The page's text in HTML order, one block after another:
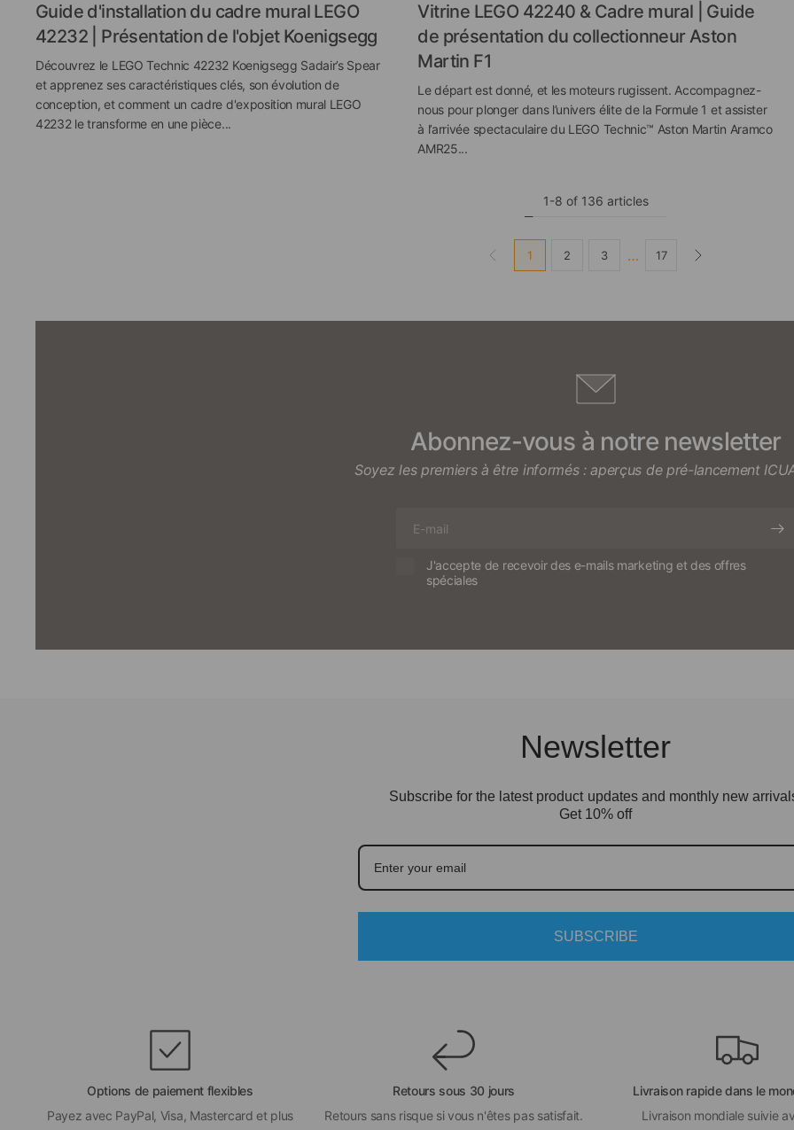
Guide d'installation du cadre mural LEGO
42232 | Présentation de l'objet Koenigsegg
Découvrez le LEGO Technic 42232 Koenigsegg Sadair’s Spear
et apprenez ses caractéristiques clés, son évolution de
conception, et comment un cadre d'exposition mural LEGO
42232 le transforme en une pièce...
Vitrine LEGO 42240 & Cadre mural | Guide
de présentation du collectionneur Aston
Martin F1
Le départ est donné, et les moteurs rugissent. Accompagnez-
nous pour plonger dans l’univers élite de la Formule 1 et assister
à l’arrivée spectaculaire du LEGO Technic™ Aston Martin Aramco
AMR25...
1-8 of 136 articles
1 2 3 … 17
Abonnez-vous à notre newsletter
Soyez les premiers à être informés : aperçus de pré-lancement
mail
J'accepte de recevoir des e-mails marketing et des offres
spéciales
Newsletter
Subscribe for the latest product updates and monthly new
Get 10% off
SUBSCRIBE
Options de paiement flexibles
Payez avec PayPal, Visa, Mastercard et plus
Retours sous 30 jours
Retours sans risque si vous n'êtes pas satisfait.
Livraison rapide dans le
Livraison mondiale suivie